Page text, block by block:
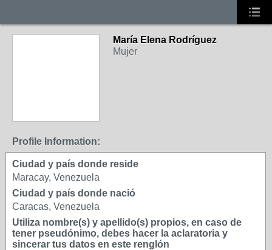
María Elena Rodríguez
Mujer
Profile Information:
Ciudad y país donde reside
Maracay, Venezuela
Ciudad y país donde nació
Caracas, Venezuela
Utiliza nombre(s) y apellido(s) propios, en caso de
tener pseudónimo, debes hacer la aclaratoria y
sincerar tus datos en este renglón